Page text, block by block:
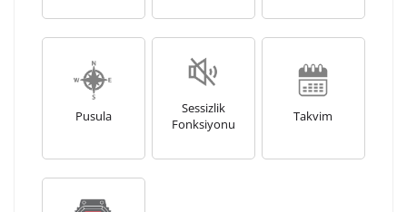
Pusula
Sessizlik
Fonksiyonu
Takvim